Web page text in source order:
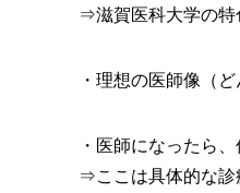
⇒滋賀医科大学の特
・理想の医師像（
・医師になったら
⇒ここは具体的な診